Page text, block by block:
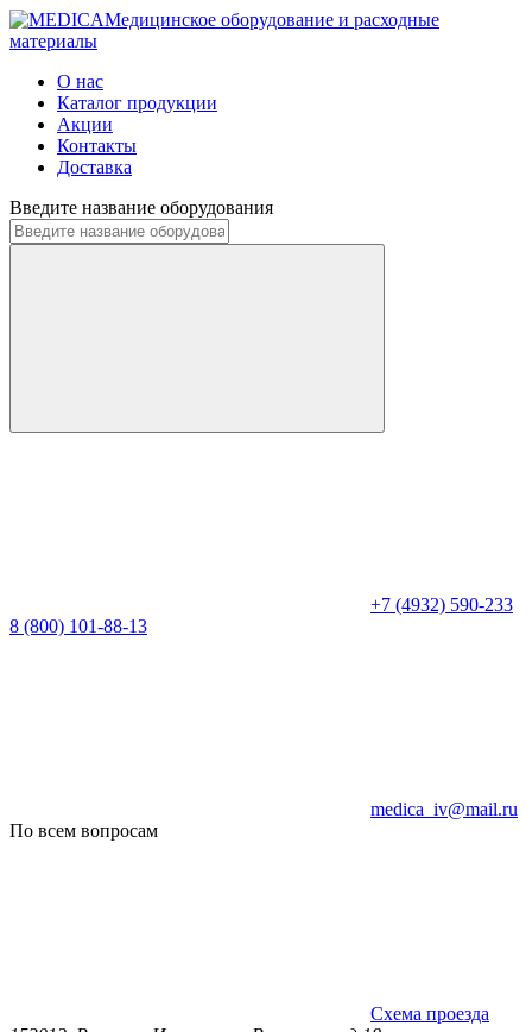
Медицинское оборудование и расходные
материалы
О нас
Каталог продукции
Акции
Контакты
Доставка
Введите название оборудования
+7 (4932) 590-233
8 (800) 101-88-13
medica_iv@mail.ru
По всем вопросам
Схема проезда